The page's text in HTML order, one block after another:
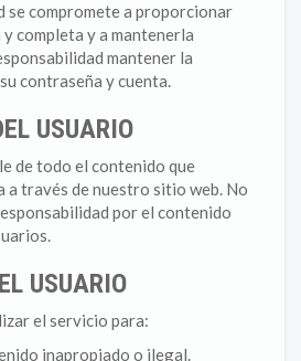
se compromete a proporcionar
completa y a mantenerla
mantener la
contraseña y cuenta.
USUARIO
de todo el contenido que
a través de nuestro sitio web. No
por el contenido
USUARIO
el servicio para:
inapropiado o ilegal.